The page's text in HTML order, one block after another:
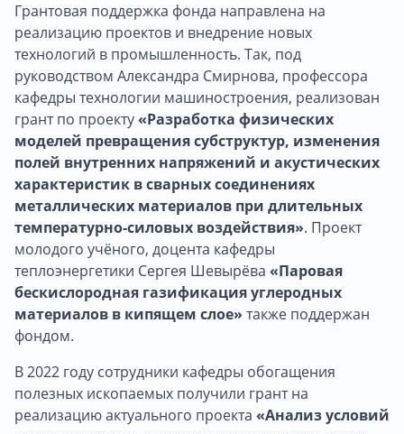
Грантовая поддержка фонда направлена на
реализацию проектов и внедрение новых
технологий в промышленность. Так, под
руководством Александра Смирнова, профессора
кафедры технологии машиностроения, реализован
грант по проекту«Разработка физических
моделей превращения субструктур, изменения
полей внутренних напряжений и акустических
характеристик в сварных соединениях
металлических материалов при длительных
температурно-силовых воздействия». Проект
молодого учёного, доцента кафедры
теплоэнергетики Сергея Шевырёва «Паровая
бескислородная газификация углеродных
материалов в кипящем слое» также поддержан
фондом.
В 2022 году сотрудники кафедры обогащения
полезных ископаемых получили грант на
реализацию актуального проекта «Анализ условий